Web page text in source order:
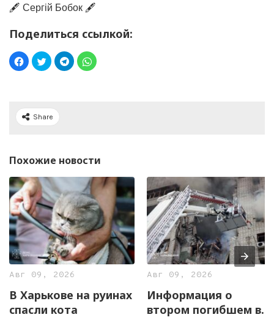
🖋️ Сергій Бобок 🖋️
Поделиться ссылкой:
Share
Похожие новости
Авг 09, 2026
В Харькове на руинах
спасли кота
Авг 09, 2026
Информация о
втором погибшем в